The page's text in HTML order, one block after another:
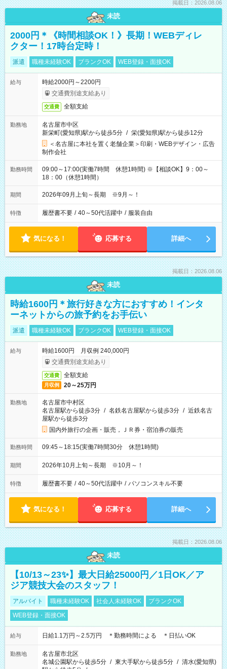
掲載日：2026.08.06
未読
2000円＊《時間相談OK！》長期！WEBディレ
クター！17時台定時！
派遣 職種未経験OK ブランクOK WEB登録・面接OK
給与
時給2000円～2200円
交通費別途支給あり
交通費 全額支給
勤務地
名古屋市中区
新栄町(愛知県)駅から徒歩5分 / 栄(愛知県)駅から徒歩12分
＜名古屋に本社を置く老舗企業＞印刷・WEBデザイン・広告
制作会社
勤務時間
09:00～17:00(実働7時間 休憩1時間) ※【相談OK】9：00～
18：00（休憩1時間）
期間 2026年09月上旬～長期 ※9月～！
特徴 履歴書不要 / 40～50代活躍中 / 服装自由
気になる！ 応募する 詳細へ
掲載日：2026.08.06
未読
時給1600円＊旅行好きな方におすすめ！インタ
ーネットからの旅予約をお手伝い
派遣 職種未経験OK ブランクOK WEB登録・面接OK
給与
時給1600円 月収例 240,000円
交通費別途支給あり
交通費 全額支給
月収例 20～25万円
勤務地
名古屋市中村区
名古屋駅から徒歩3分 / 名鉄名古屋駅から徒歩3分 / 近鉄名古
屋駅から徒歩3分
国内外旅行の企画・販売，ＪＲ券・宿泊券の販売
勤務時間 09:45～18:15(実働7時間30分 休憩1時間)
期間 2026年10月上旬～長期 ※10月～！
特徴 履歴書不要 / 40～50代活躍中 / パソコンスキル不要
気になる！ 応募する 詳細へ
掲載日：2026.08.06
未読
【10/13～23✨】最大日給25000円／1日OK／ア
ジア競技大会のスタッフ！
アルバイト 職種未経験OK 社会人未経験OK
ブランクOK
WEB登録・面接OK
給与 日給1.1万円～2.5万円 ＊勤務時間による ＊日払いOK
勤務地
名古屋市北区
名城公園駅から徒歩5分 / 東大手駅から徒歩5分 / 清水(愛知県)